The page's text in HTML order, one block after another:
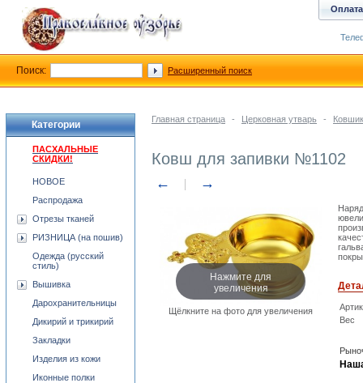
Главная страница - Церковная утварь -
Ковш для запивки №1102
← →
Нажмите для
увеличения
Щёлкните на фото для увеличения
Вес
Категории
ПАСХАЛЬНЫЕ
СКИДКИ!
НОВОЕ
Распродажа
Отрезы тканей
РИЗНИЦА (на пошив)
Одежда (русский
стиль)
Вышивка
Дарохранительницы
Дикирий и трикирий
Закладки
Изделия из кожи
Иконные полки
Оплата
Поиск: Расширенный поиск